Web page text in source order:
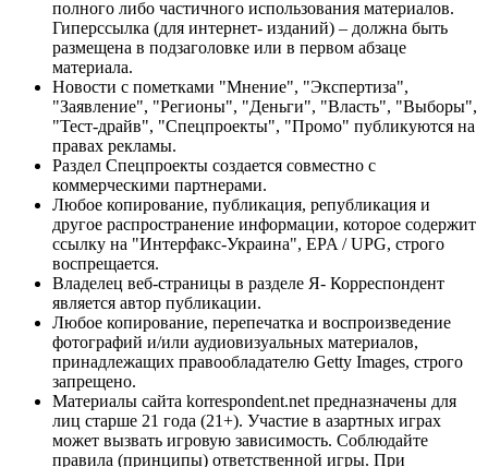
полного либо частичного использования материалов.
Гиперссылка (для интернет- изданий) – должна быть
размещена в подзаголовке или в первом абзаце
материала.
Новости с пометками "Мнение", "Экспертиза",
"Заявление", "Регионы", "Деньги", "Власть", "Выборы",
"Тест-драйв", "Спецпроекты", "Промо" публикуются на
правах рекламы.
Раздел Спецпроекты создается совместно с
коммерческими партнерами.
Любое копирование, публикация, републикация и
другое распространение информации, которое содержит
ссылку на "Интерфакс-Украина", EPA / UPG, строго
воспрещается.
Владелец веб-страницы в разделе Я- Корреспондент
является автор публикации.
Любое копирование, перепечатка и воспроизведение
фотографий и/или аудиовизуальных материалов,
принадлежащих правообладателю Getty Images, строго
запрещено.
Материалы сайта korrespondent.net предназначены для
лиц старше 21 года (21+). Участие в азартных играх
может вызвать игровую зависимость. Соблюдайте
правила (принципы) ответственной игры. При